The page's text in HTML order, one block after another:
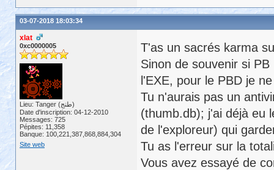
03-07-2018 18:03:34
xlat
0xc0000005
Lieu: Tanger (طنج)
Date d'inscription: 04-12-2010
Messages: 725
Pépites: 11,358
Banque: 100,221,387,868,884,304
Site web
T'as un sacrés karma
Sinon de souvenir si
l'EXE, pour le PBD je
Tu n'aurais pas un
(thumb.db); j'ai déjà eu
de l'exploreur) qui
Tu as l'erreur sur la
Vous avez essayé de